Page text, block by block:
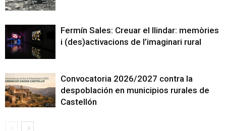
Fermín Sales: Creuar el llindar: memòries
i (des)activacions de l’imaginari rural
Convocatoria 2026/2027 contra la
despoblación en municipios rurales de
Castellón